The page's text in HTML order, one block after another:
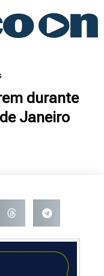
durante
Janeiro